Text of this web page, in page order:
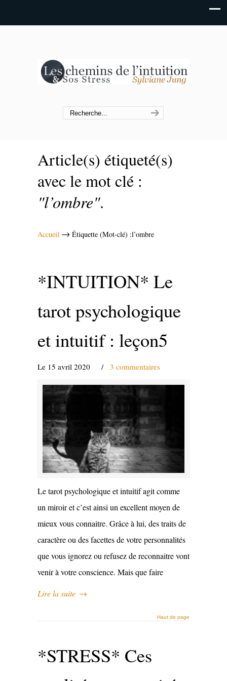
Article(s) étiqueté(s)
avec le mot clé :
"l’ombre".
Accueil → Étiquette (Mot-clé) :l’ombre
*INTUITION* Le
tarot psychologique
et intuitif : leçon5
Le 15 avril 2020 / 3 commentaires
Le tarot psychologique et intuitif agit comme
un miroir et c’est ainsi un excellent moyen de
mieux vous connaitre. Grâce à lui, des traits de
caractère ou des facettes de votre personnalités
que vous ignorez ou refusez de reconnaitre vont
venir à votre conscience. Mais que faire
Lire la suite →
Haut de page
*STRESS* Ces